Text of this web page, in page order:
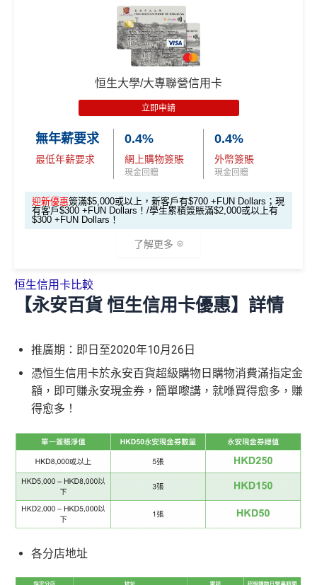
高達7% +FUN Dollars回贈
其他海外外幣簽賬可享高達5% +FUN Dollars回贈
高達5% +FUN Dollars回贈
現有客戶都有迎新$300 +FUN Dollars
無得換里數
積分每年續期月計有效期24個月
日常簽賬回贈0.4%，唔算太吸引
*「恒生Travel+ Visa Signature卡 +FUN Dollars 獎賞計
劃」受有關條款及細則約束，回贈優惠期已延長至2026年
上 ，即可享簽賬回贈。每月額外回贈上限為$500 +FUN D
ollars，所有額外回贈會一齊計！已登記的客戶毋需再次
登記，即可繼續賺取額外 +FUN Dollars。登記連結：http
ment-and-services/chatbot-card-registration/?offer=travel
簽賬將合併計算。 合資格客戶於獲贈本台額外獎賞時，有
關指定信用卡戶口必須仍然有效及信用狀況良好，方可獲
贈有關獎賞。
查看更多信用卡詳情及分析...
≈ HK$1，可兌換FPS轉數快回贈！
4月17日或之前申請，填表呢邊：https://forms.gle/rPueeq
基本迎新：
迎新優惠：批卡後60日內累積簽賬滿HK$5,000，新客
戶即可享$700 +FUN Dollars
迎舊優惠：現有恒生卡客戶都有
$300 +FUN Dollars
全日制大學/大專學生於批卡後首60日內累積簽賬滿HK
海外外幣簽賬可享高達 6% +FUN Dollars回贈、網上零
售簽賬可享高達5% +FUN Dollars回贈、自選簽賬類別
1% +FUN Dollars回贈
✅優點
入息要求親民，學生都申請得！
網購及指定商戶、網上娛樂及網上服飾簽賬可享高達
8% +FUN Dollars
其他網購享高達
外幣簽賬享高達4% +FUN Dollars
❎缺點
無得換里數
積分每年續期月計有效期24個月
日常簽賬回贈0.4%，唔算太吸引
^「恒生MMPOWER World Mastercard 5% +FUN Dollar
*恒生enJoy卡於yuu合作商戶消費會以yuu積分作回贈，可
於下次合作商戶可當現金使用。更多詳情：
里先生全新優惠：
推廣期：2026年8月1-31日23:59
經里先生申請enJoy卡
里先生會員平台額外賞：成為新會員並經平台
申請獎賞賺額外38里賞金
全新信用卡客戶批卡後30日內簽夠HK$100，送
額外900里賞金* /HK$900Apple Gift Card/超市禮
券(3揀1)
立即申請！→ MrMiles.hk/enjoy-apply
申請後記得盡快填form先有額外獎賞㗎！
*每1 里賞金≈ HK$1，可兌換FPS轉數快回贈！***2026年
4月30日或之前申請，填表呢邊：
推廣期：2026年1月2日起至2026年12月31日
發卡後首60日內，綁定enJoy卡至yuu獎賞計劃及憑卡
累積合資格零售簽賬滿HK$5,000，全新客戶可獲140,0
00 yuu積分，(相等於HK$700)；現有其他信用卡客戶
60,000 yuu
全新客戶為現在及緊接申請日期前12個月內未曾持有任何
恒生大學/大專聯營信用卡
立即申請
無年薪要求
最低年薪要求
0.4%
網上購物簽賬
現金回贈
0.4%
外幣簽賬
現金回贈
迎新優惠簽滿$5,000或以上，新客戶有$700 +FUN Dollars；現
有客戶$300 +FUN Dollars！/學生累積簽賬滿$2,000或以上有
$300 +FUN Dollars！
了解更多
*交學費賺回贈，額外回贈上限$200 cash dollars，需登記
https://bit.ly/3JfC7hH。更多詳情：www.mrmiles.hk/hang-
🎁迎新禮遇
恒生 - 大學/大專聯營信用卡迎新優惠
指定院校學生限定：
香港中文大學(👉申請連結：MrMiles.hk/hase-s
tudent-cuhk-apply)
香港城市大學(👉申請連結：MrMiles.hk/hase-s
香港浸會大學(👉申請連結：
MrMiles.hk/hase-s
tudent-bu-apply)
香港中文大學專業進修學院(👉申請連結：
恒生信用卡比較
【永安百貨 恒生信用卡優惠】詳情
推廣期：即日至2020年10月26日
憑恒生信用卡於永安百貨超級購物日購物消費滿指定金
額，即可賺永安現金券，簡單嚟講，就喺買得愈多，賺
得愈多！
各分店地址